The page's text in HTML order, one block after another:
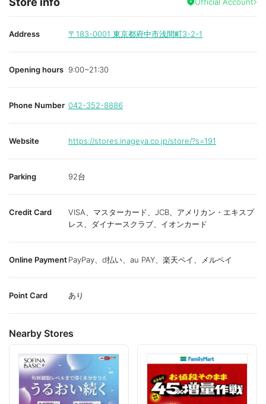
Address 〒183-0001 東京都府中市浅間町3-2-1
Opening hours 9:00~21:30
Phone Number 042-352-8886
Website https://stores.inageya.co.jp/store/?s=191
Parking 92台
Credit Card
VISA、マスターカード、JCB、アメリカン・エキスプ
レス、ダイナースクラブ、イオンカード
Online PaymentPayPay、d払い、au PAY、楽天ペイ、メルペイ
Point Card あり
Nearby Stores